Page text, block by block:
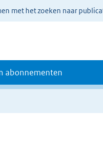
met het zoeken naar
abonnementen